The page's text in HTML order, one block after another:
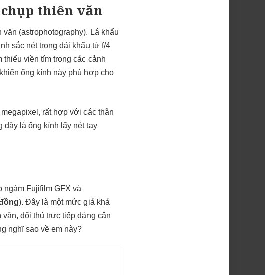
thiên văn
(astrophotography). Lá khẩu
sắc nét trong dải khẩu từ f/4
viền tím trong các cảnh
ống kính này phù hợp cho
rất hợp với các thân
đây là ống kính lấy nét tay
ngàm Fujifilm GFX và
). Đây là một mức giá khá
đối thủ trực tiếp đáng cân
nghĩ sao về em này?